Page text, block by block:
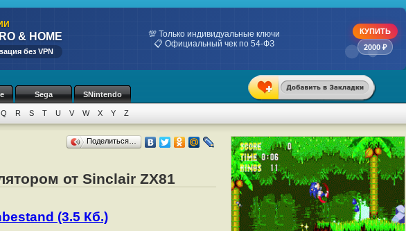
& HOME
без VPN
💯 Только индивидуальные ключи
📋 Официальный чек по 54-ФЗ
КУПИТЬ
2000 ₽
Sega SNintendo
Q R S T U V W X Y Z
Поделиться…
от Sinclair ZX81
(3.5 Кб.)